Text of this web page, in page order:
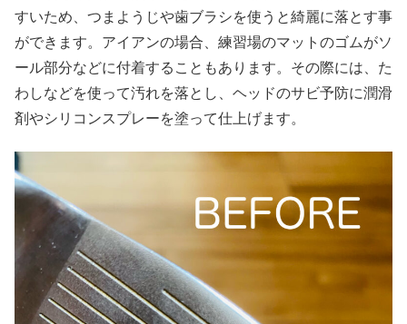
すいため、つまようじや歯ブラシを使うと綺麗に落とす事
ができます。アイアンの場合、練習場のマットのゴムがソ
ール部分などに付着することもあります。その際には、た
わしなどを使って汚れを落とし、ヘッドのサビ予防に潤滑
剤やシリコンスプレーを塗って仕上げます。